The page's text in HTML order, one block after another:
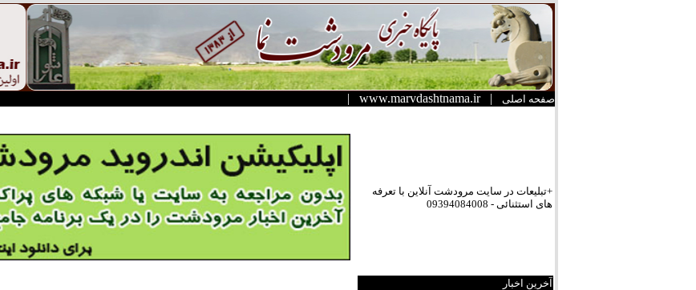
صفحه اصلی |
www.marvdashtnama.ir
|
+تبلیعات در سایت مرودشت آنلاین با تعرفه
های استثنائی - 09394084008
آخرین اخبار